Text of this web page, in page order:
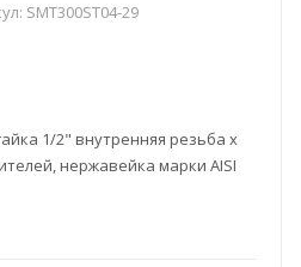
SMT300ST04-29
1/2" внутренняя резьба х
нержавейка марки AISI